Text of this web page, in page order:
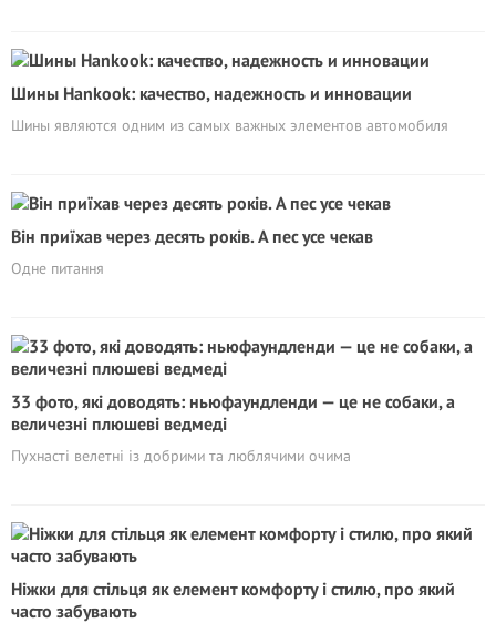
Шины Hankook: качество, надежность и инновации
Шины являются одним из самых важных элементов автомобиля
Він приїхав через десять років. А пес усе чекав
Одне питання
33 фото, які доводять: ньюфаундленди — це не собаки, а
величезні плюшеві ведмеді
Пухнасті велетні із добрими та люблячими очима
Ніжки для стільця як елемент комфорту і стилю, про який
часто забувають